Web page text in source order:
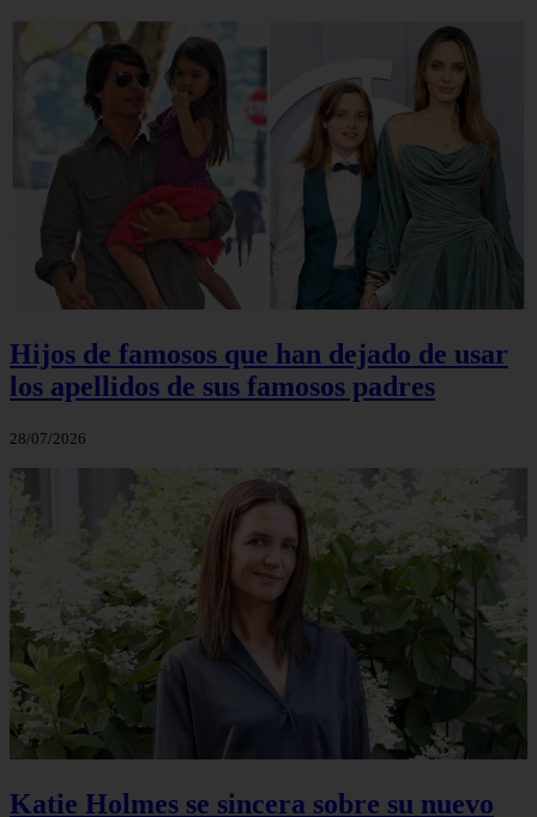
Hijos de famosos que han dejado de usar
los apellidos de sus famosos padres
28/07/2026
Katie Holmes se sincera sobre su nuevo